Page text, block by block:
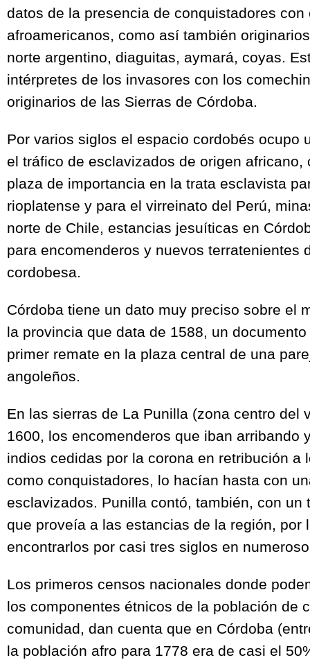
datos de la presencia de conquistadores
afroamericanos, como así también
norte argentino, diaguitas, aymará, coyas.
intérpretes de los invasores con los
originarios de las Sierras de Córdoba.
Por varios siglos el espacio cordobés ocupo
el tráfico de esclavizados de origen africano,
plaza de importancia en la trata esclavista
rioplatense y para el virreinato del Perú,
norte de Chile, estancias jesuíticas en
para encomenderos y nuevos terratenientes
cordobesa.
Córdoba tiene un dato muy preciso sobre el
la provincia que data de 1588, un
primer remate en la plaza central de una
angoleños.
En las sierras de La Punilla (zona centro del
1600, los encomenderos que iban arribando
indios cedidas por la corona en retribución a
como conquistadores, lo hacían hasta con
esclavizados. Punilla contó, también, con un
que proveía a las estancias de la región, por
encontrarlos por casi tres siglos en
Los primeros censos nacionales donde
los componentes étnicos de la población de
comunidad, dan cuenta que en Córdoba
la población afro para 1778 era de casi el